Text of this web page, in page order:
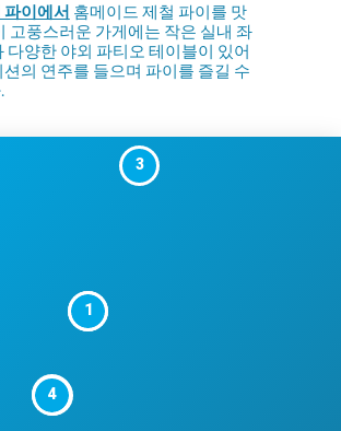
이에서 홈메이드 제철 파이를 맛
고풍스러운 가게에는 작은 실내 좌
다양한 야외 파티오 테이블이 있어
의 연주를 들으며 파이를 즐길 수
1
2
3
4
5
6